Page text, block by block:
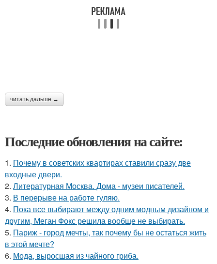
читать дальше →
Последние обновления на сайте:
1. Почему в советских квартирах ставили сразу две
входные двери.
2. Литературная Москва. Дома - музеи писателей.
3. В перерыве на работе гуляю.
4. Пока все выбирают между одним модным дизайном и
другим, Меган Фокс решила вообще не выбирать.
5. Париж - город мечты, так почему бы не остаться жить
в этой мечте?
6. Мода, выросшая из чайного гриба.